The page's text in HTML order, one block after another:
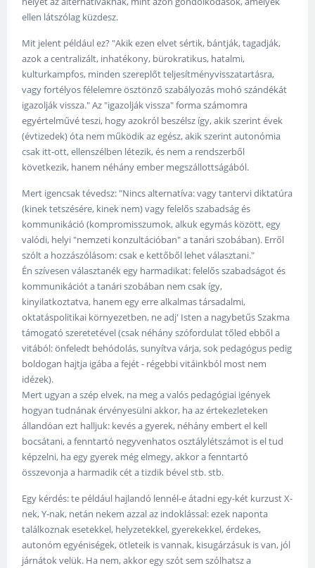
ellen látszólag küzdesz.
Mit jelent például ez? "Akik ezen elvet sértik, bántják, tagadják,
azok a centralizált, inhatékony, bürokratikus, hatalmi,
kulturkampfos, minden szereplőt teljesítményvisszatartásra,
vagy fortélyos félelemre ösztönző szabályozás mohó szándékát
igazolják vissza." Az "igazolják vissza" forma számomra
egyértelművé teszi, hogy azokról beszélsz így, akik szerint évek
(évtizedek) óta nem működik az egész, akik szerint autonómia
csak itt-ott, ellenszélben létezik, és nem a rendszerből
következik, hanem néhány ember megszállottságából.
Mert igencsak tévedsz: "Nincs alternatíva: vagy tantervi diktatúra
(kinek tetszésére, kinek nem) vagy felelős szabadság és
kommunikáció (kompromisszumok, alkuk egymás között, egy
valódi, helyi "nemzeti konzultációban" a tanári szobában). Erről
szólt a hozzászólásom: csak e kettőből lehet választani."
Én szívesen választanék egy harmadikat: felelős szabadságot és
kommunikációt a tanári szobában nem csak így,
kinyilatkoztatva, hanem egy erre alkalmas társadalmi,
oktatáspolitikai környezetben, ne adj' Isten a nagybetűs Szakma
támogató szeretetével (csak néhány szófordulat tőled ebből a
vitából: önfeledt behódolás, sunyítva várja, sok pedagógus pedig
boldogan hajtja igába a fejét - régebbi vitáinkból most nem
idézek).
Mert ugyan a szép elvek, na meg a valós pedagógiai igények
hogyan tudnának érvényesülni akkor, ha az értekezleteken
állandóan ezt halljuk: kevés a gyerek, néhány embert el kell
bocsátani, a fenntartó negyvenhatos osztálylétszámot is el tud
képzelni, ha egy gyerek még elmegy, akkor a fenntartó
összevonja a harmadik cét a tizdik bével stb. stb.
Egy kérdés: te például hajlandó lennél-e átadni egy-két kurzust X-
nek, Y-nak, netán nekem azzal az indoklással: ezek naponta
találkoznak esetekkel, helyzetekkel, gyerekekkel, érdekes,
autonóm egyéniségek, ötleteik is vannak, kisugárzásuk is van, jól
járnátok velük. Ha nem, akkor egy szót sem szólhatsz a